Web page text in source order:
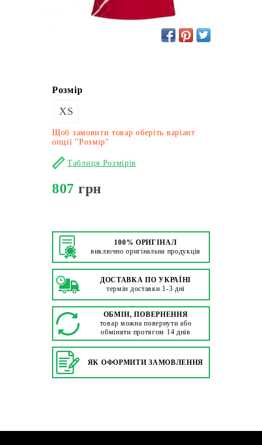
Розмір
XS
Щоб замовити товар оберіть варіант
опції "Розмір"
Таблиця Розмірів
807 грн
100% ОРИГІНАЛ
виключно оригінальна продукція
ДОСТАВКА ПО УКРАЇНІ
термін доставки 1-3 дні
ОБМІН, ПОВЕРНЕННЯ
товар можна повернути або
обміняти протягом 14 днів
ЯК ОФОРМИТИ ЗАМОВЛЕННЯ